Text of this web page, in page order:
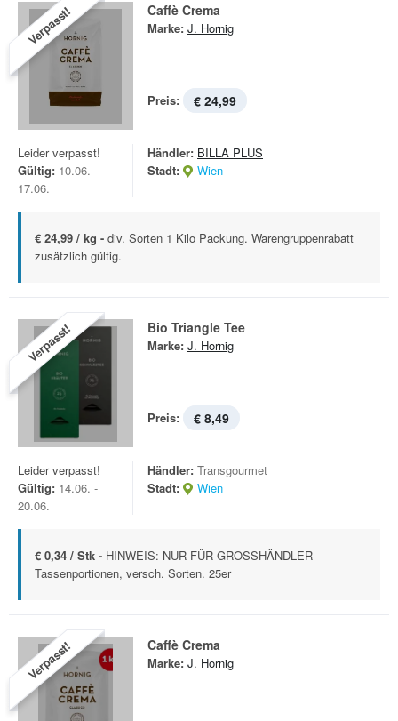
Verpasst! Caffè Crema
Marke: J. Hornig
Preis: € 24,99
Leider verpasst!
Gültig: 10.06. -
17.06.
Händler: BILLA PLUS
Stadt:
Wien
€ 24,99 / kg - div. Sorten 1 Kilo Packung. Warengruppenrabatt
zusätzlich gültig.
Verpasst! Bio Triangle Tee
Marke: J. Hornig
Preis: € 8,49
Leider verpasst!
Gültig: 14.06. -
20.06.
Händler: Transgourmet
Stadt:
Wien
€ 0,34 / Stk - HINWEIS: NUR FÜR GROSSHÄNDLER
Tassenportionen, versch. Sorten. 25er
Verpasst! Caffè Crema
Marke: J. Hornig